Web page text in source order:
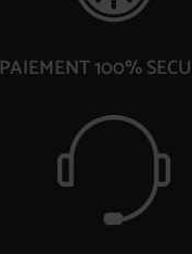
PAIEMENT 100%